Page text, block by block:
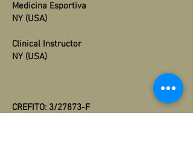
Medicina Esportiva
NY (USA)
Clinical Instructor
NY (USA)
CREFITO: 3/27873-F